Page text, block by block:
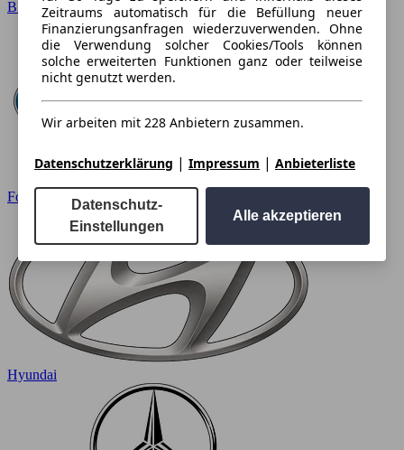
BMW
Ford
Hyundai
Zeitraums automatisch für die Befüllung neuer
Finanzierungsanfragen wiederzuverwenden. Ohne
die Verwendung solcher Cookies/Tools können
solche erweiterten Funktionen ganz oder teilweise
nicht genutzt werden.
Wir arbeiten mit 228 Anbietern zusammen.
Datenschutzerklärung | Impressum | Anbieterliste
Datenschutz-
Einstellungen
Alle akzeptieren